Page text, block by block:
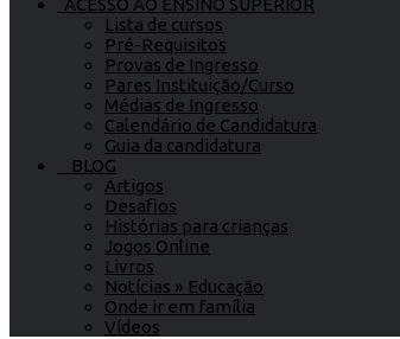
ACESSO AO ENSINO SUPERIOR
Lista de cursos
Pré-Requisitos
Provas de Ingresso
Pares Instituição/Curso
Médias de Ingresso
Calendário de Candidatura
Guia da candidatura
BLOG
Artigos
Desafios
Histórias para crianças
Jogos Online
Livros
Notícias » Educação
Onde ir em família
Vídeos